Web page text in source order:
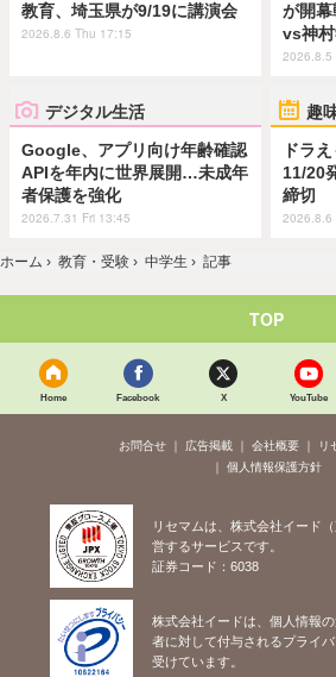
教育、埼玉県が9/19に講演会
2026.8.6 Thu 17:15
が開
vs神
2026.8.5
デジタル生活
Google、アプリ向け年齢確認
APIを年内に世界展開…未成年
者保護を強化
2026.7.31 Fri 13:45
趣
ドラ
11/20
締切
2026.8.6
ホーム › 教育・受験 › 中学生 › 記事
TOP
Home Facebook X YouTube
お問合せ 広告掲載 会社概要
リ
個人情報保護方針
リセマムは、株式会社イード
営するサービスです。
証券コード：6038
株式会社イードは、個人情報
者に対して付与されるプライ
受けています。